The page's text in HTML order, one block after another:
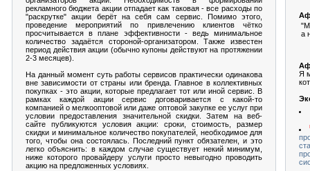
рекламного бюджета акции отпадает как таковая - все расходы по
"раскрутке" акции берёт на себя сам сервис. Помимо этого,
проведение мероприятий по привлечению клиентов чётко
просчитывается в плане эффективности - ведь минимальное
количество задаётся стороной-организатором. Также известен
период действия акции (обычно купоны действуют на протяжении
2-3 месяцев).
На данный момент суть работы сервисов практически одинакова
вне зависимости от страны или бренда. Главное в коллективных
покупках - это акции, которые предлагает тот или иной сервис. В
рамках каждой акции сервис договаривается с какой-то
компанией о мелкооптовой или даже оптовой закупке ее услуг при
условии предоставления значительной скидки. Затем на веб-
сайте публикуются условия акции: сроки, стоимость, размер
скидки и минимальное количество покупателей, необходимое для
того, чтобы она состоялась. Последний пункт обязателен, и это
легко объяснить: в каждом случае существует некий минимум,
ниже которого провайдеру услуги просто невыгодно проводить
акцию на предложенных условиях.
а
Я